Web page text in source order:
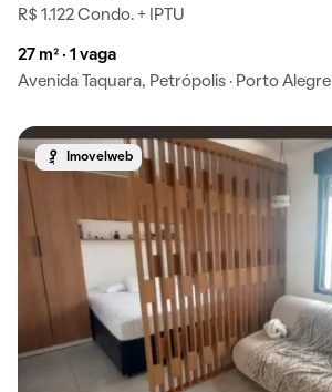
R$ 1.122 Condo. + IPTU
27 m² · 1 vaga
Avenida Taquara, Petrópolis · Porto Alegre
Imovelweb